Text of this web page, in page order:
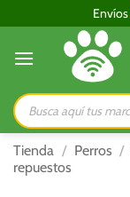
al
contenido
Envíos
Búsqueda
de
productos
Tienda / Perros /
repuestos